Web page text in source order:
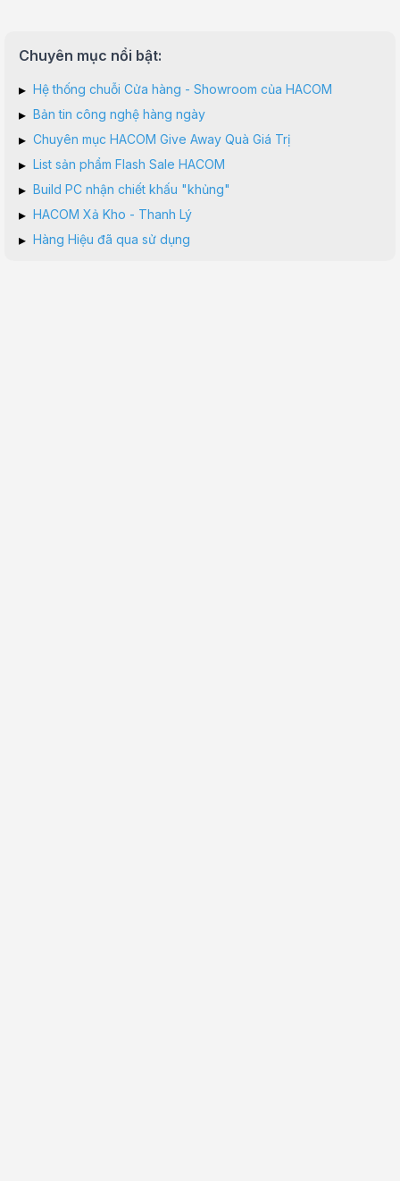
Chuyên mục nổi bật:
▸ Hệ thống chuỗi Cửa hàng - Showroom của HACOM
▸ Bản tin công nghệ hàng ngày
▸ Chuyên mục HACOM Give Away Quà Giá Trị
▸ List sản phẩm Flash Sale HACOM
▸ Build PC nhận chiết khấu "khủng"
▸ HACOM Xả Kho - Thanh Lý
▸ Hàng Hiệu đã qua sử dụng